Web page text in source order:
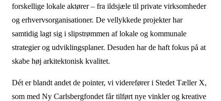
forskellige lokale aktører – fra ildsjæle til private virksomheder
og erhvervsorganisationer. De vellykkede projekter har
samtidig lagt sig i slipstrømmen af lokale og kommunale
strategier og udviklingsplaner. Desuden har de haft fokus på at
skabe høj arkitektonisk kvalitet.
Dét er blandt andet de pointer, vi viderefører i Stedet Tæller X,
som med Ny Carlsbergfondet får tilført nye vinkler og kreative